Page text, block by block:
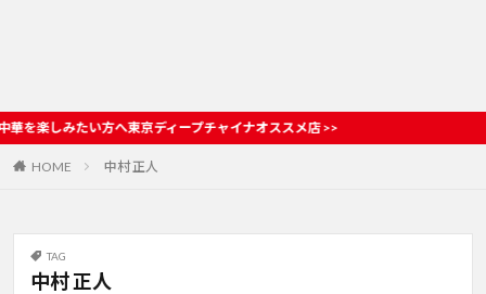
い方へ東京ディープチャイナオススメ店 >>
HOME 中村 正人
TAG
中村 正人